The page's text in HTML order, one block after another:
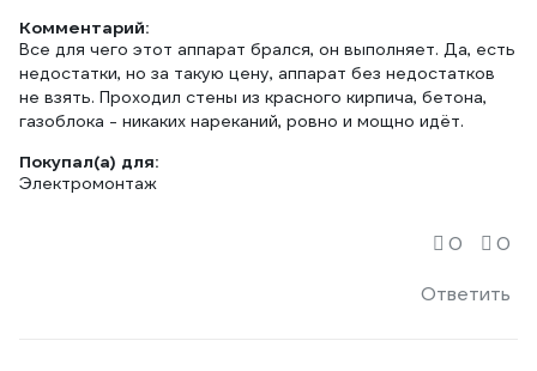
Комментарий:
Все для чего этот аппарат брался, он выполняет. Да, есть
недостатки, но за такую цену, аппарат без недостатков
не взять. Проходил стены из красного кирпича, бетона,
газоблока - никаких нареканий, ровно и мощно идёт.
Покупал(а) для:
Электромонтаж
Ответить
0 0